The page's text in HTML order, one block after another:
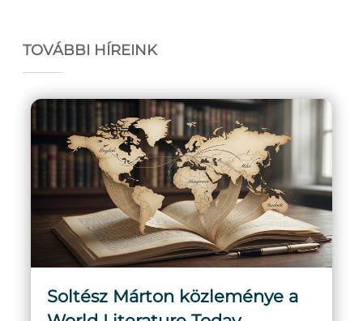
TOVÁBBI HÍREINK
Soltész Márton közleménye a